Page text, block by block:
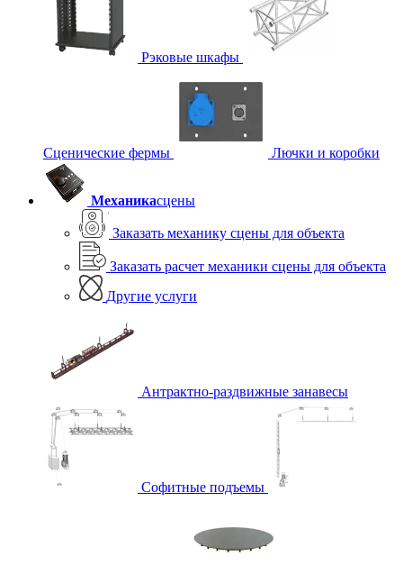
Рэковые шкафы
Сценические фермы Лючки и коробки
Механикасцены
Заказать механику сцены для объекта
Заказать расчет механики сцены для объекта
Другие услуги
Антрактно-раздвижные занавесы
Софитные подъемы